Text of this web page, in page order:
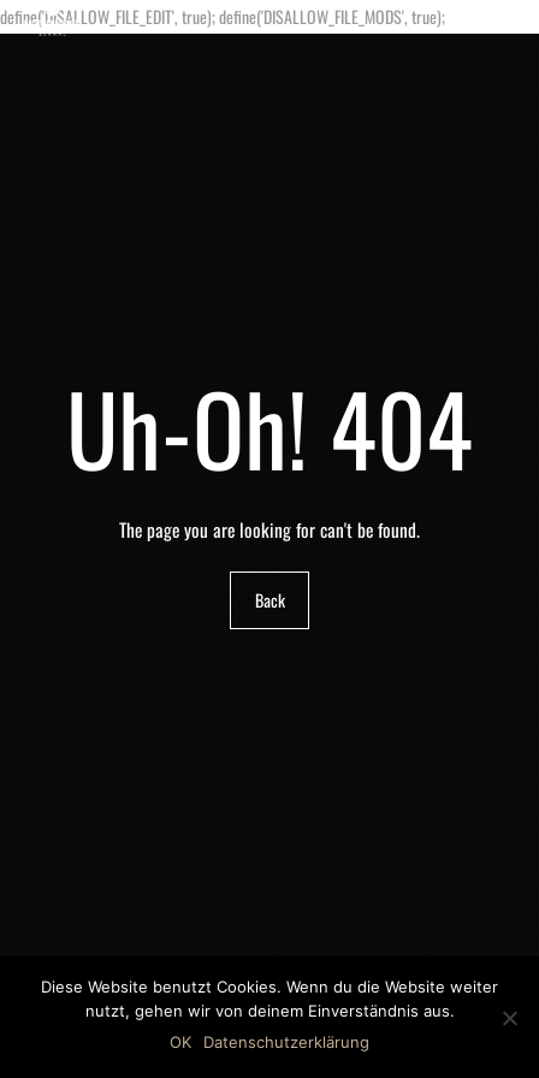
define('DISALLOW_FILE_EDIT', true); define('DISALLOW_FILE_MODS', true);
Uh-Oh! 404
The page you are looking for can't be found.
Back
©2018 MWB – MOTORWAGEN BERNAU GMBH
Diese Website benutzt Cookies. Wenn du die Website weiter
nutzt, gehen wir von deinem Einverständnis aus.
OK
Datenschutzerklärung